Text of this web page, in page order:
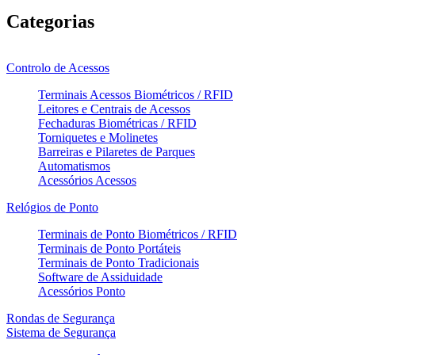
Categorias
Controlo de Acessos
Terminais Acessos Biométricos / RFID
Leitores e Centrais de Acessos
Fechaduras Biométricas / RFID
Torniquetes e Molinetes
Barreiras e Pilaretes de Parques
Automatismos
Acessórios Acessos
Relógios de Ponto
Terminais de Ponto Biométricos / RFID
Terminais de Ponto Portáteis
Terminais de Ponto Tradicionais
Software de Assiduidade
Acessórios Ponto
Rondas de Segurança
Sistema de Segurança